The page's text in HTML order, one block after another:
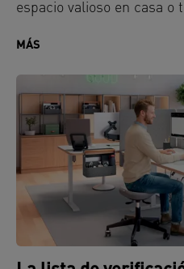
espacio valioso en casa o
MÁS